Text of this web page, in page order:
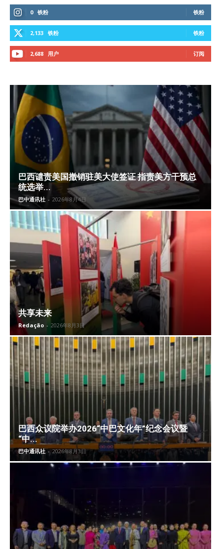
0 铁粉 铁粉
2,133 铁粉 铁粉
2,688 用户 订阅
巴西谴责美国撤销驻美大使签证 指责美方干预总
统选举...
巴中通讯社 - 2026年8月4日
共享未来
Redação - 2026年8月3日
巴西众议院举办2026“中巴文化年”纪念会议暨
“中...
巴中通讯社 - 2026年8月3日